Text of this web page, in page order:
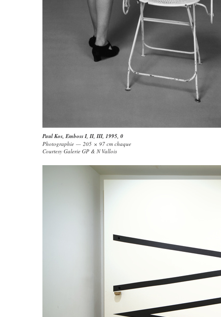
Paul Kos, Emboss I, II, III, 1995, 0
Photographie — 205 × 97 cm chaque
Courtesy Galerie GP & N Vallois